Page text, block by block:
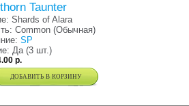
Taunter
Shards of Alara
Common (Обычная)
SP
Да (3 шт.)
р.
добавить в корзину